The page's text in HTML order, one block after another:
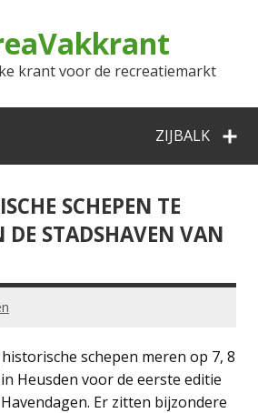
krant voor de recreatiemarkt
ZIJBALK
SCHEPEN TE
DE STADSHAVEN VAN
schepen meren op 7, 8
Heusden voor de eerste editie
Er zitten bijzondere